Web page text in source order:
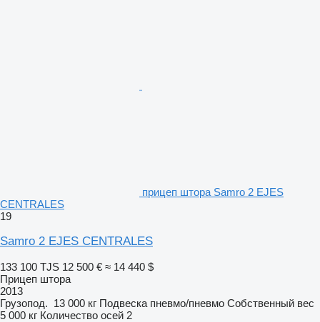
прицеп штора Samro 2 EJES
CENTRALES
19
Samro 2 EJES CENTRALES
133 100 TJS 12 500 € ≈ 14 440 $
Прицеп штора
2013
Грузопод. 13 000 кг Подвеска пневмо/пневмо Собственный вес
5 000 кг Количество осей 2